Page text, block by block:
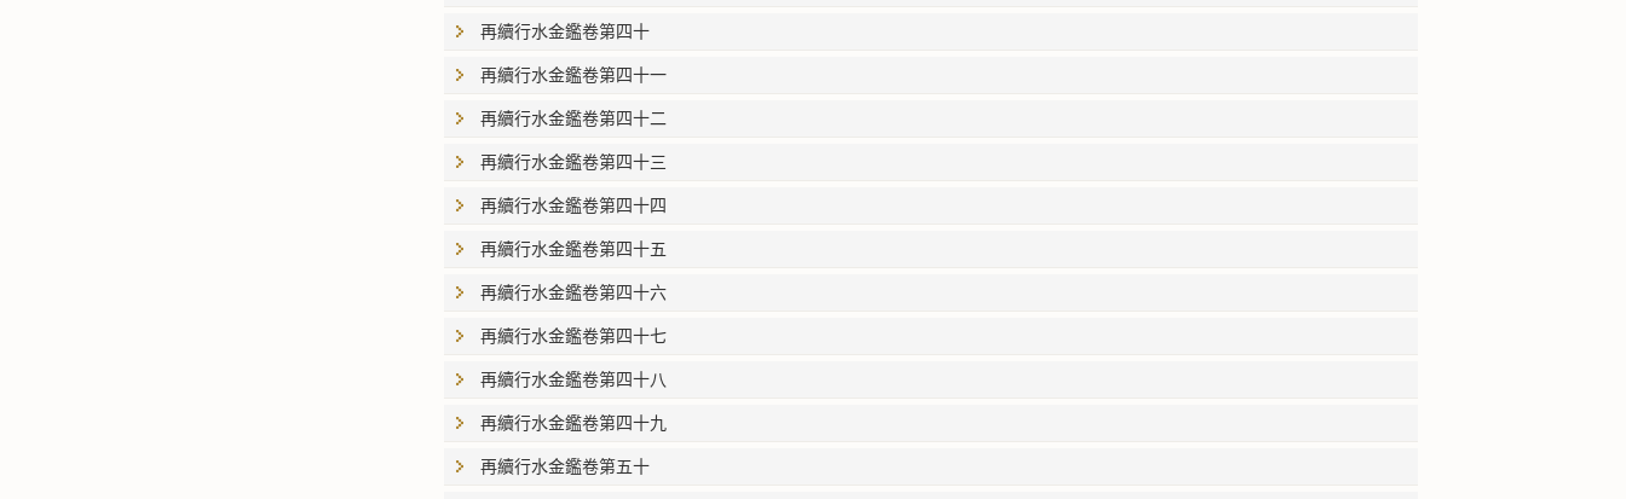
再續行水金鑑卷第四十
再續行水金鑑卷第四十一
再續行水金鑑卷第四十二
再續行水金鑑卷第四十三
再續行水金鑑卷第四十四
再續行水金鑑卷第四十五
再續行水金鑑卷第四十六
再續行水金鑑卷第四十七
再續行水金鑑卷第四十八
再續行水金鑑卷第四十九
再續行水金鑑卷第五十